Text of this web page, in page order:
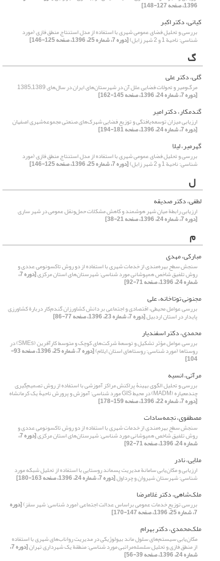
1396، صفحه 127-148]
کیانی، دکتر اکبر
بررسی و تحلیل فضای عمومی شهری با استفاده از مدل استنتاج منطق فازی (مورد
شناسی: ناحیة 1 و 2 شهر زابل) [دوره 7، شماره 25، 1396، صفحه 125-146]
گ
گلی، دکتر علی
مرگ‌ومیر و تحولات فضایی علل آن در شهرستان‌های ایران در سال‌های 1389‌–‌1385
[دوره 7، شماره 24، 1396، صفحه 145-162]
گندمکار، دکتر امیر
ارزیابی میزان توسعه‌یافتگی و توزیع فضایی شهرک‌های صنعتی مجموعه‌شهری اصفهان
[دوره 7، شماره 24، 1396، صفحه 181-194]
گهرمیر، لیلا
بررسی و تحلیل فضای عمومی شهری با استفاده از مدل استنتاج منطق فازی (مورد
شناسی: ناحیة 1 و 2 شهر زابل) [دوره 7، شماره 25، 1396، صفحه 125-146]
ل
لطفی، دکتر صدیقه
ارزیابی رابطة میان شهر هوشمند و کاهش مشکلات حمل‌و‌نقل عمومی در شهر ساری
[دوره 7، شماره 24، 1396، صفحه 21-38]
م
مبارکی، مهدی
سنجش سطح بهره‌مندی از خدمات شهری با استفاده از دو روش تاکسونومی عددی و
روش تلفیق شاخص همپوشانی مورد شناسی: شهرستان‌های استان مرکزی [دوره 7،
شماره 24، 1396، صفحه 71-92]
مجنونی توتاخانه، علی
بررسی عوامل محیطی، اقتصادی و اجتماعی بر دانش کشاورزان گندم‌کار دربارة کشاورزی
پایدار در استان اردبیل[دوره 7، شماره 23، 1396، صفحه 77-86]
محمدی، دکتر اسفندیار
بررسی عوامل مؤثر تشکیل و توسعة شرکت‌های کوچک و متوسط کارآفرین (SMEs) در
روستاها (مورد شناسی: روستا‌های استان ایلام) [دوره 7، شماره 25، 1396، صفحه 93-
104]
مرآتی، انسیه
بررسی و تحلیل الگوی بهینۀ پراکنش مراکز آموزشی با استفاده از روش تصمیم‌گیری
چند‌معیاره (MADM) در محیط GIS مورد شناسی: آموزش ‌و ‌پرورش ناحیۀ یک کرمانشاه
[دوره 7، شماره 22، 1396، صفحه 159-178]
مصطفوی، نجمه‌سادات
سنجش سطح بهره‌مندی از خدمات شهری با استفاده از دو روش تاکسونومی عددی و
روش تلفیق شاخص همپوشانی مورد شناسی: شهرستان‌های استان مرکزی [دوره 7،
شماره 24، 1396، صفحه 71-92]
ملایی، نادر
ارزیابی و مکان‌یابی سامانة مدیریت پسماند روستایی با استفاده از تحلیل شبکه مورد
شناسی: ‌شهرستان شیروان و چرداول[دوره 7، شماره 24، 1396، صفحه 163-180]
ملک‌شاهی، دکتر غلامرضا
بررسی توزیع خدمات عمومی بر‌اساس عدالت اجتماعی (مورد شناسی: شهر سقز)[دوره
7، شماره 25، 1396، صفحه 147-170]
ملک‌محمدی، دکتر بهرام
مکان‌‌‌یابی سیستم‌های سلول ماند بیولوژیکی در مدیریت رواناب‌‌های شهری با استفاده
از منطق فازی و تحلیل سلسله‌مراتبی مورد شناسی: منطقة یک شهرداری تهران [دوره 7،
شماره 24، 1396، صفحه 39-56]